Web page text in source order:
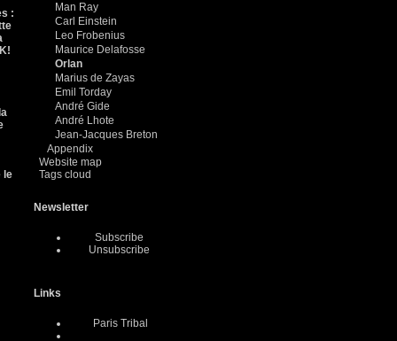
:
le
Man Ray
Carl Einstein
Leo Frobenius
Maurice Delafosse
Orlan
Marius de Zayas
Emil Torday
André Gide
André Lhote
Jean-Jacques Breton
Appendix
Website map
Tags cloud
Newsletter
Subscribe
Unsubscribe
Links
Paris Tribal